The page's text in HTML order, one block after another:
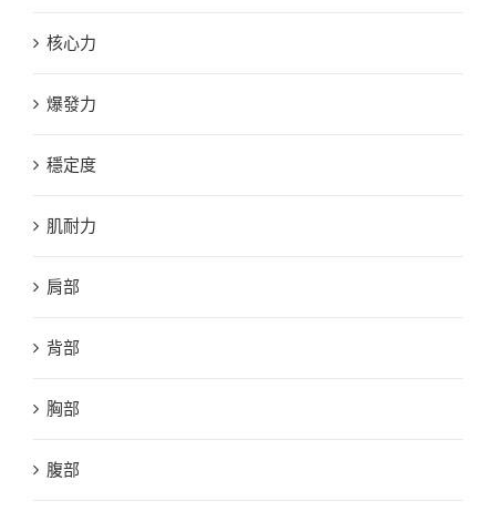
核心力
爆發力
穩定度
肌耐力
肩部
背部
胸部
腹部